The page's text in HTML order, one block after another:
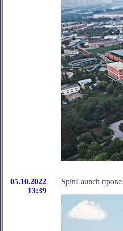
05.10.2022
13:39
SpinLaunch